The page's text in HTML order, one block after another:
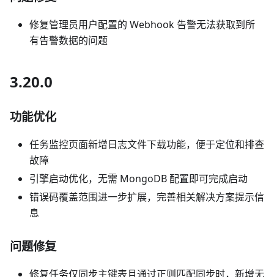
修复管理员用户配置的 Webhook 告警无法获取到所
有告警数据的问题
3.20.0
功能优化
任务监控页面新增日志文件下载功能，便于定位和排查
故障
引擎启动优化，无需 MongoDB 配置即可完成启动
错误码覆盖范围进一步扩展，完善相关解决方案提示信
息
问题修复
修复任务仅同步主键表且通过正则匹配同步时，新增无